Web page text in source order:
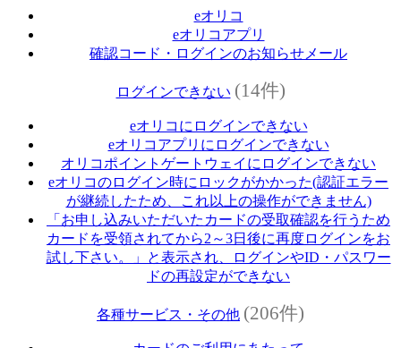
eオリコ
eオリコアプリ
確認コード・ログインのお知らせメール
ログインできない (14件)
eオリコにログインできない
eオリコアプリにログインできない
オリコポイントゲートウェイにログインできない
eオリコのログイン時にロックがかかった(認証エラー
が継続したため、これ以上の操作ができません)
「お申し込みいただいたカードの受取確認を行うため
カードを受領されてから2～3日後に再度ログインをお
試し下さい。」と表示され、ログインやID・パスワー
ドの再設定ができない
各種サービス・その他 (206件)